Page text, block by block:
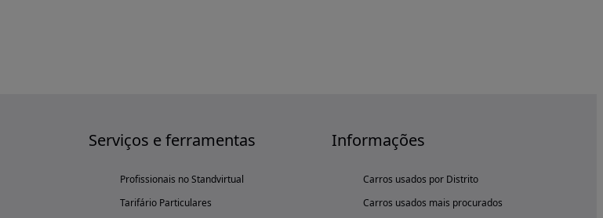
Serviços e ferramentas
Profissionais no Standvirtual
Tarifário Particulares
Informações
Carros usados por Distrito
Carros usados mais procurados